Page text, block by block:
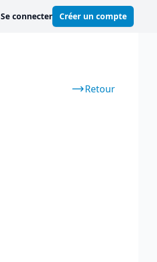
Se connecter Créer un compte
Retour